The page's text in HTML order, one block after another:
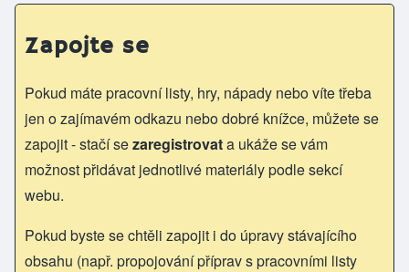
Zapojte se
Pokud máte pracovní listy, hry, nápady nebo víte třeba
jen o zajímavém odkazu nebo dobré knížce, můžete se
zapojit - stačí sezaregistrovata ukáže se vám
možnost přidávat jednotlivé materiály podle sekcí
webu.
Pokud byste se chtěli zapojit i do úpravy stávajícího
obsahu (např. propojování příprav s pracovními listy